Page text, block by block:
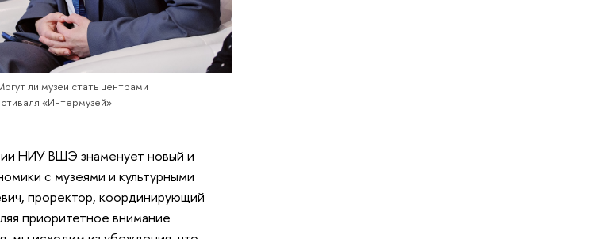
ли музеи стать центрами
«Интермузей»
НИУ ВШЭ знаменует новый и
с музеями и культурными
проректор, координирующий
приоритетное внимание